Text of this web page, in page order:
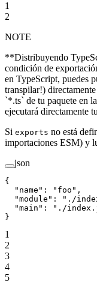
1
2
NOTE
**Distribuyendo
condición de
en TypeScript, puedes
transpilar!)
`*.ts` de tu paquete en
ejecutará directamente
Si exports no está
importaciones ESM) y
json
{
  "name"
: "foo" ,
  "module"
: "./
  "main"
:
"./
}
1
2
3
4
5